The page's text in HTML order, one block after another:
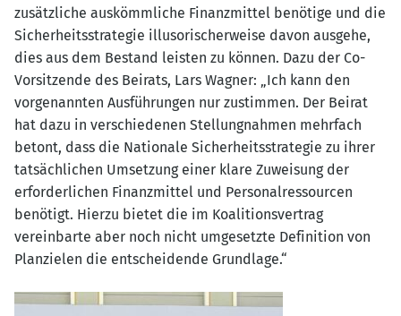
zusätzliche auskömmliche Finanzmittel benötige und die
Sicherheitsstrategie illusorischerweise davon ausgehe,
dies aus dem Bestand leisten zu können. Dazu der Co-
Vorsitzende des Beirats, Lars Wagner: „Ich kann den
vorgenannten Ausführungen nur zustimmen. Der Beirat
hat dazu in verschiedenen Stellungnahmen mehrfach
betont, dass die Nationale Sicherheitsstrategie zu ihrer
tatsächlichen Umsetzung einer klare Zuweisung der
erforderlichen Finanzmittel und Personalressourcen
benötigt. Hierzu bietet die im Koalitionsvertrag
vereinbarte aber noch nicht umgesetzte Definition von
Planzielen die entscheidende Grundlage.“